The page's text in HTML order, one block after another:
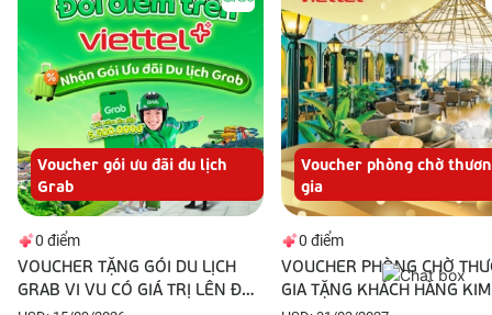
Voucher gói ưu đãi du lịch
Grab
0 điểm
VOUCHER TẶNG GÓI DU LỊCH
GRAB VI VU CÓ GIÁ TRỊ LÊN ĐẾN
Voucher phòng chờ
gia
0 điểm
VOUCHER PHÒNG CHỜ
GIA TẶNG KHÁCH HÀNG KIM